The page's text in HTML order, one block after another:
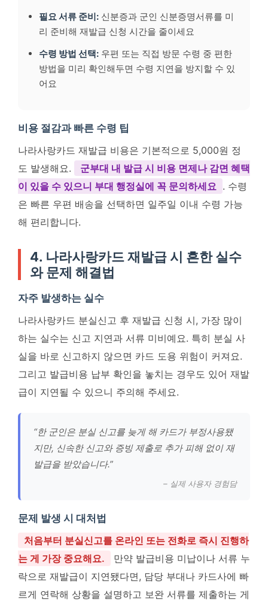
필요 서류 준비: 신분증과 군인 신분증명서류를 미
리 준비해 재발급 신청 시간을 줄이세요
수령 방법 선택: 우편 또는 직접 방문 수령 중 편한
방법을 미리 확인해두면 수령 지연을 방지할 수 있
어요
비용 절감과 빠른 수령 팁
나라사랑카드 재발급 비용은 기본적으로 5,000원 정
도 발생해요.
군부대 내 발급 시 비용 면제나 감면 혜택
이 있을 수 있으니 부대 행정실에 꼭 문의하세요
. 수령
은 빠른 우편 배송을 선택하면 일주일 이내 수령 가능
해 편리합니다.
4. 나라사랑카드 재발급 시 흔한 실수
와 문제 해결법
자주 발생하는 실수
나라사랑카드 분실신고 후 재발급 신청 시, 가장 많이
하는 실수는 신고 지연과 서류 미비예요. 특히 분실 사
실을 바로 신고하지 않으면 카드 도용 위험이 커져요.
그리고 발급비용 납부 확인을 놓치는 경우도 있어 재발
급이 지연될 수 있으니 주의해 주세요.
“한 군인은 분실 신고를 늦게 해 카드가 부정사용됐
지만, 신속한 신고와 증빙 제출로 추가 피해 없이 재
발급을 받았습니다.”
– 실제 사용자 경험담
문제 발생 시 대처법
처음부터 분실신고를 온라인 또는 전화로 즉시 진행하
는 게 가장 중요해요.
만약 발급비용 미납이나 서류 누
락으로 재발급이 지연됐다면, 담당 부대나 카드사에 빠
르게 연락해 상황을 설명하고 보완 서류를 제출하는 게